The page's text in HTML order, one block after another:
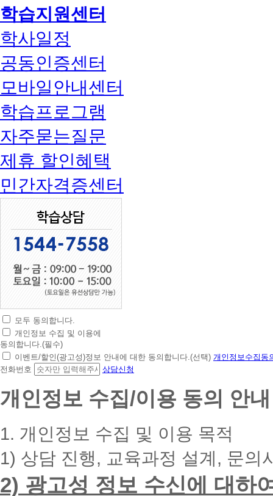
학습지원센터
학사일정
공동인증센터
모바일안내센터
학습프로그램
자주묻는질문
제휴 할인혜택
민간자격증센터
초
간
편
상
담
청
대
폰
입
력
모두 동의합니다.
개인정보 수집 및 이용에
동의합니다.(필수)
이벤트/할인(광고성)정보 안내에 대한 동의합니다.(선택) 개인정보수집동
전화번호
상담신청
개인정보 수집/이용 동의 안내
1. 개인정보 수집 및 이용 목적
1) 상담 진행, 교육과정 설계, 문의
2) 광고성 정보 수신에 대하